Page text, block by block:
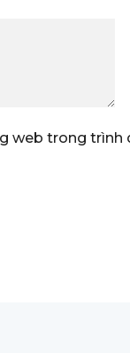
web trong